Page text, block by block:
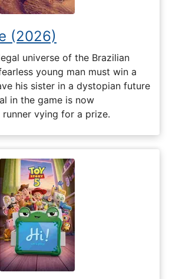
(2026)
universe of the Brazilian
young man must win a
his sister in a dystopian future
in the game is now
vying for a prize.